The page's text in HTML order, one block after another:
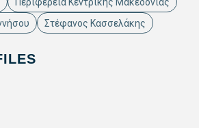
Περιφέρεια Κεντρικής Μακεδονίας
Στέφανος Κασσελάκης